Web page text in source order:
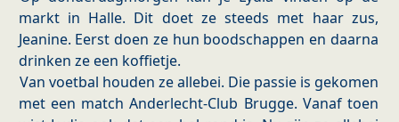
markt in Halle. Dit doet ze steeds met haar zus,
Jeanine. Eerst doen ze hun boodschappen en daarna
drinken ze een koffietje.
Van voetbal houden ze allebei. Die passie is gekomen
met een match Anderlecht-Club Brugge. Vanaf toen